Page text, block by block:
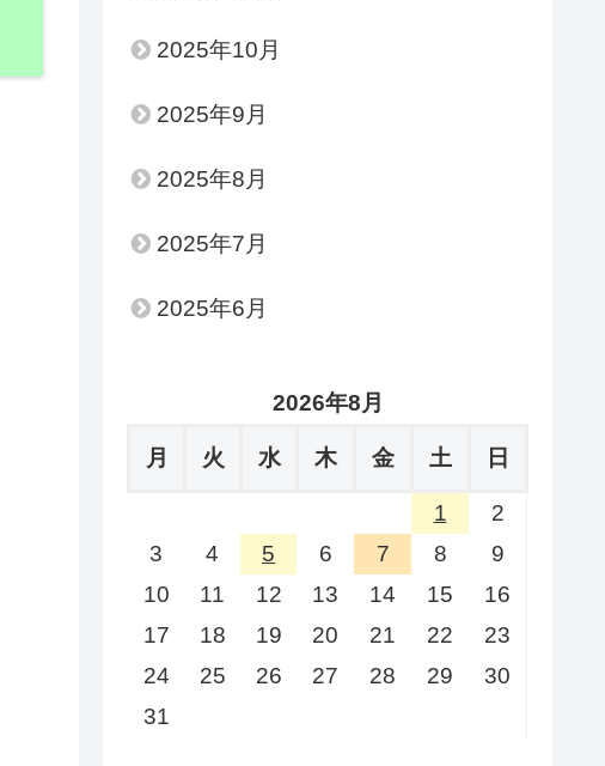
2025年10月
2025年9月
2025年8月
2025年7月
2025年6月
2026年8月
月 火 水 木 金 土 日
1
2
3
4 5 6 7 8
9
10
11 12 13 14 15
16
17
18 19 20 21 22
23
24
25 26 27 28 29
30
31